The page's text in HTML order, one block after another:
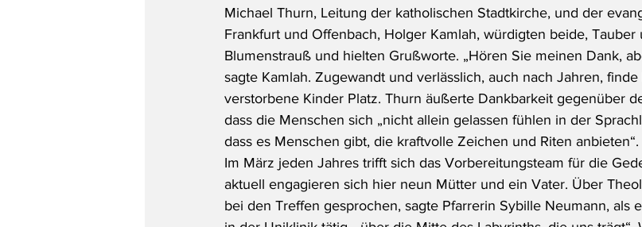
Michael Thurn, Leitung der katholischen Stadtkirche, und der
Frankfurt und Offenbach, Holger Kamlah, würdigten beide,
Blumenstrauß und hielten Grußworte. „Hören Sie meinen Dank,
sagte Kamlah. Zugewandt und verlässlich, auch nach Jahren,
verstorbene Kinder Platz. Thurn äußerte Dankbarkeit gegenüber
dass die Menschen sich „nicht allein gelassen fühlen in der
dass es Menschen gibt, die kraftvolle Zeichen und Riten anbieten“.
Im März jeden Jahres trifft sich das Vorbereitungsteam für die
aktuell engagieren sich hier neun Mütter und ein Vater. Über
bei den Treffen gesprochen, sagte Pfarrerin Sybille Neumann, als